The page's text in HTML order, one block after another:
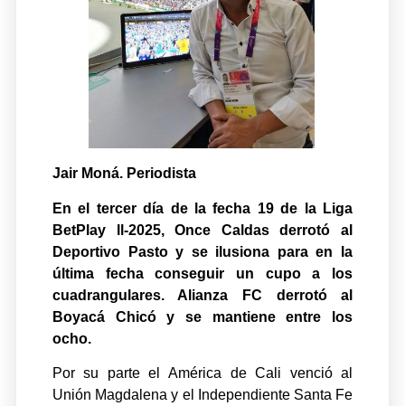
Jair Moná. Periodista
En el tercer día de la fecha 19 de la Liga
BetPlay ll-2025, Once Caldas derrotó al
Deportivo Pasto y se ilusiona para en la
última fecha conseguir un cupo a los
cuadrangulares. Alianza FC derrotó al
Boyacá Chicó y se mantiene entre los
ocho.
Por su parte el América de Cali venció al
Unión Magdalena y el Independiente Santa Fe